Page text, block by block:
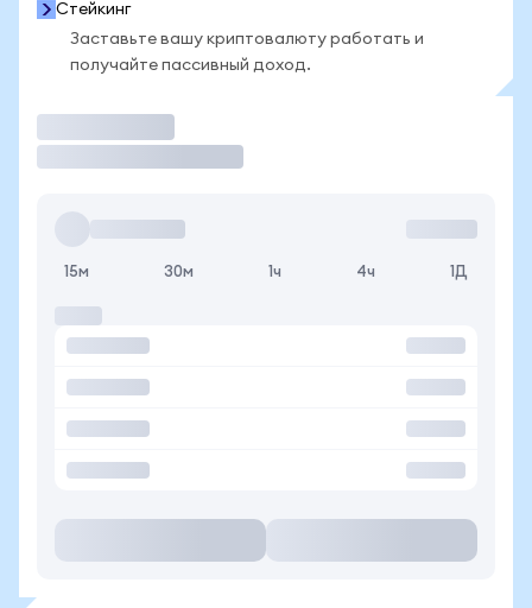
Стейкинг
Заставьте вашу криптовалюту работать и
получайте пассивный доход.
15м 30м 1ч 4ч 1Д